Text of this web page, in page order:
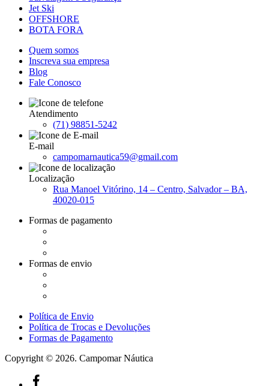
Jet Ski
OFFSHORE
BOTA FORA
Quem somos
Inscreva sua empresa
Blog
Fale Conosco
Atendimento
(71) 98851-5242
E-mail
campomarnautica59@gmail.com
Localização
Rua Manoel Vitórino, 14 – Centro, Salvador – BA,
40020-015
Formas de pagamento
Formas de envio
Política de Envio
Política de Trocas e Devoluções
Formas de Pagamento
Copyright © 2026. Campomar Náutica